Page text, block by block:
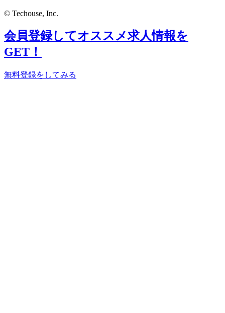
© Techouse, Inc.
会員登録してオススメ求人情報を
GET！
無料登録をしてみる